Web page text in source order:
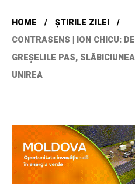
HOME
ȘTIRILE ZILEI
CONTRASENS | ION CHICU:
GREȘELILE PAS,
UNIREA